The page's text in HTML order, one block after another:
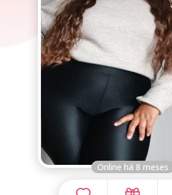
Online há 8 meses